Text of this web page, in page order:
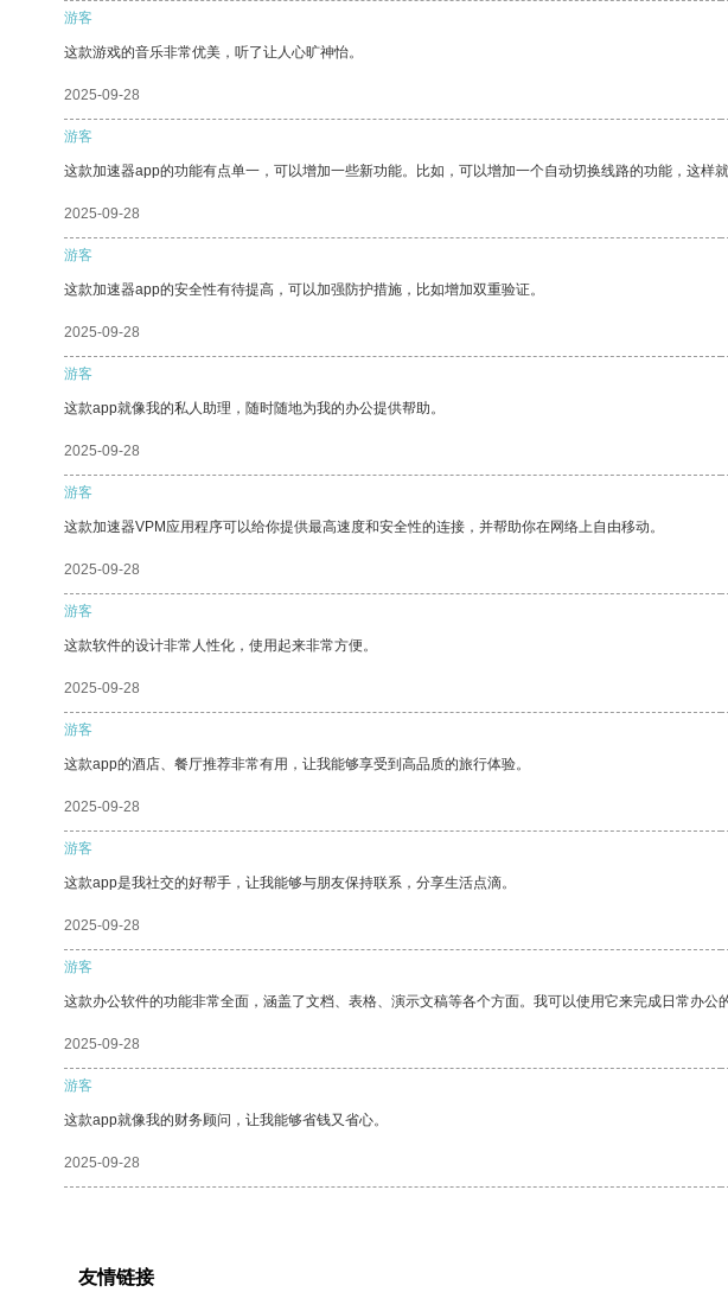
游客
这款游戏的音乐非常优美，听了让人心旷神怡。
2025-09-28
游客
这款加速器app的功能有点单一，可以增加一些新功能。比如，可以增加一个自动切换线路的功能，这样
2025-09-28
游客
这款加速器app的安全性有待提高，可以加强防护措施，比如增加双重验证。
2025-09-28
游客
这款app就像我的私人助理，随时随地为我的办公提供帮助。
2025-09-28
游客
这款加速器VPM应用程序可以给你提供最高速度和安全性的连接，并帮助你在网络上自由移动。
2025-09-28
游客
这款软件的设计非常人性化，使用起来非常方便。
2025-09-28
游客
这款app的酒店、餐厅推荐非常有用，让我能够享受到高品质的旅行体验。
2025-09-28
游客
这款app是我社交的好帮手，让我能够与朋友保持联系，分享生活点滴。
2025-09-28
游客
这款办公软件的功能非常全面，涵盖了文档、表格、演示文稿等各个方面。我可以使用它来完成日常办公
2025-09-28
游客
这款app就像我的财务顾问，让我能够省钱又省心。
2025-09-28
友情链接